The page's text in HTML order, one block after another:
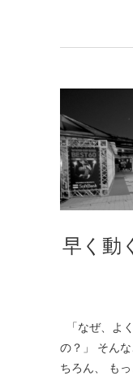
早く動
「なぜ、よ
の？」 そん
ちろん、 も